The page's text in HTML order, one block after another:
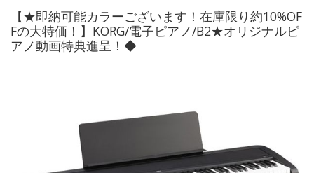
【★即納可能カラーございます！在庫限り約10%OF
Fの大特価！】KORG/電子ピアノ/B2★オリジナルピ
アノ動画特典進呈！◆